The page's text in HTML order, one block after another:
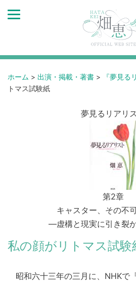
ホーム > 出演・掲載・著書 > 『夢見る
トマス試験紙
夢見るリアリ
第2章
キャスター、その不
―虚構と現実に引き裂
私の顔がリトマス試験
昭和六十三年の三月に、NHKで